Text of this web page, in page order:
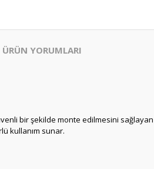
ÜRÜN YORUMLARI
bir şekilde monte edilmesini
kullanım sunar.